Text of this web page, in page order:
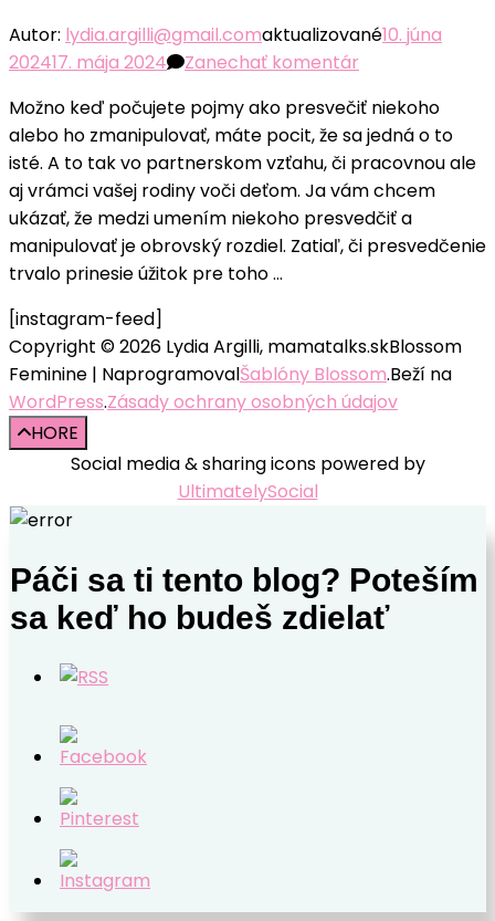
Autor: lydia.argilli@gmail.comaktualizované10. júna
202417. mája 2024 Zanechať komentár
Umenie
presvedčiť
a
aký
je
rozdiel
A
prečo
manipulovanie
nikdy
výchove
Možno keď počujete pojmy ako presvečiť niekoho
alebo ho zmanipulovať, máte pocit, že sa jedná o to
isté. A to tak vo partnerskom vzťahu, či pracovnou ale
aj vrámci vašej rodiny voči deťom. Ja vám chcem
ukázať, že medzi umením niekoho presvedčiť a
manipulovať je obrovský rozdiel. Zatiaľ, či presvedčenie
trvalo prinesie úžitok pre toho …
[instagram-feed]
Copyright © 2026 Lydia Argilli, mamatalks.skBlossom
Feminine | NaprogramovalŠablóny Blossom.Beží na
WordPress.Zásady ochrany osobných údajov
HORE
Social media & sharing icons powered by
UltimatelySocial
Páči sa ti tento blog? Poteším
sa keď ho budeš zdielať